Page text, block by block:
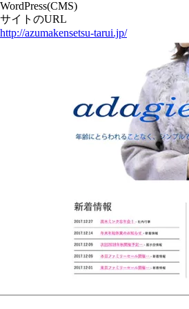
WordPress(CMS)
サイトのURL
http://azumakensetsu-tarui.jp/